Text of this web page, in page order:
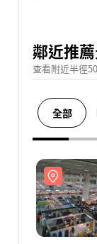
鄰近推
查看附近半徑
全部